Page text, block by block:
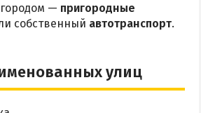
— пригородные
собственный автотранспорт.
улиц